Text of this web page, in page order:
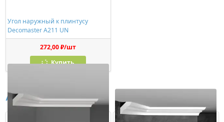
Угол наружный к плинтусу
Decomaster A211 UN
272,00 ₽/шт
Купить
Аналоги